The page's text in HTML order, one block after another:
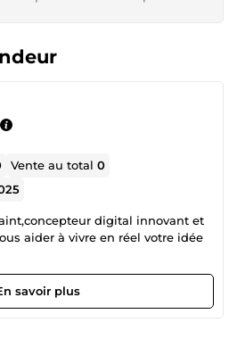
Vente au total0
digital innovant et
aider à vivre en réel votre idée
savoir plus